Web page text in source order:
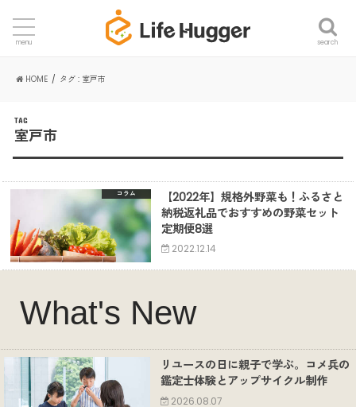
search
menu
HOME タグ : 室戸市
TAG
室戸市
コラム
【2022年】規格外野菜も！ふるさと
納税返礼品でおすすめの野菜セット
定期便8選
2022.12.14
What's New
リユースの日に親子で学ぶ。コメ兵の
鑑定士体験とアップサイクル制作
2026.08.07